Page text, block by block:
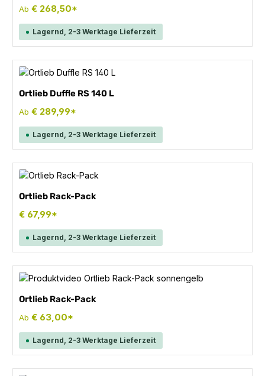
Ab€ 268,50*
Lagernd, 2-3 Werktage Lieferzeit
Ortlieb Duffle RS 140 L
Ab€ 289,99*
Lagernd, 2-3 Werktage Lieferzeit
Ortlieb Rack-Pack
€ 67,99*
Lagernd, 2-3 Werktage Lieferzeit
Ortlieb Rack-Pack
Ab€ 63,00*
Lagernd, 2-3 Werktage Lieferzeit